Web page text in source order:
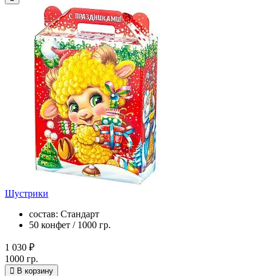
Шустрики
состав: Стандарт
50 конфет / 1000 гр.
1 030 ₽
1000 гр.
В корзину